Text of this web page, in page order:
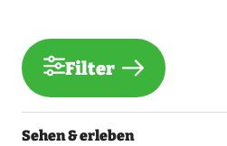
Filter
Sehen & erleben